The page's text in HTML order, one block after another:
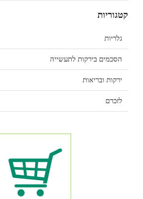
קטגוריות
גלריות
הסכמים בירקות לתעשייה
ירקות ובריאות
לזכרם